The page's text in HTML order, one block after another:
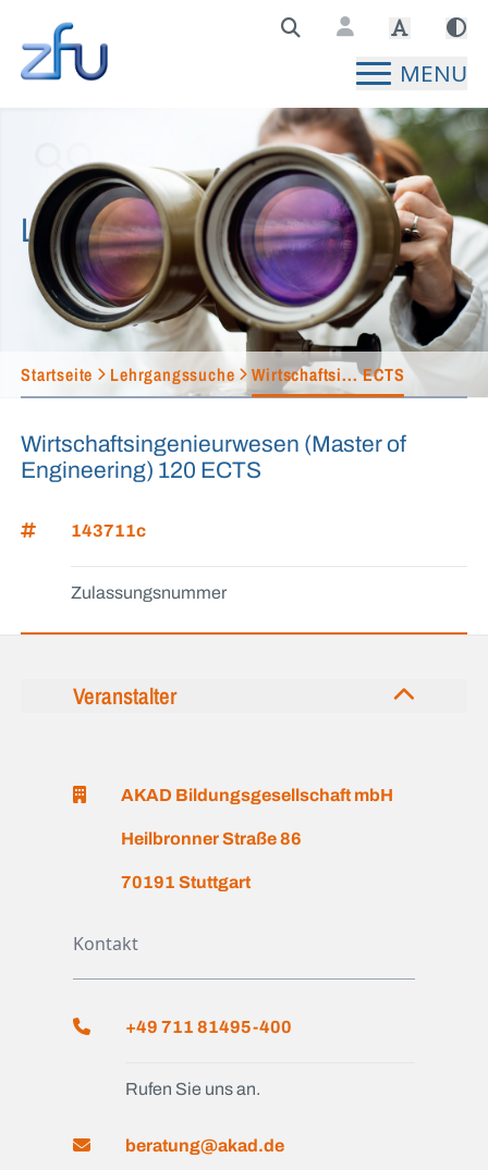
Zentralstelle für Fernunterricht Hauptseite
MENU
Lehrgangssuche
Startseite Lehrgangssuche Wirtschaftsi... ECTS
Wirtschaftsingenieurwesen (Master of
Engineering) 120 ECTS
143711c
Zulassungsnummer
Veranstalter
AKAD Bildungsgesellschaft mbH
Heilbronner Straße 86
70191 Stuttgart
Kontakt
+49 711 81495-400
Rufen Sie uns an.
beratung@akad.de